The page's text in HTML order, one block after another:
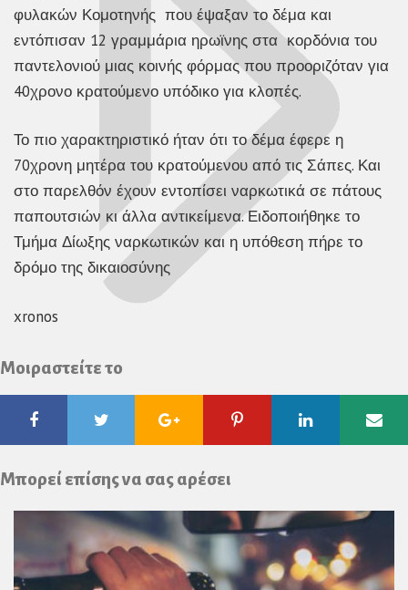
φυλακών Κομοτηνής που έψαξαν το δέμα και
εντόπισαν 12 γραμμάρια ηρωϊνης στα κορδόνια του
παντελονιού μιας κοινής φόρμας που προοριζόταν για
40χρονο κρατούμενο υπόδικο για κλοπές.
Το πιο χαρακτηριστικό ήταν ότι το δέμα έφερε η
70χρονη μητέρα του κρατούμενου από τις Σάπες. Και
στο παρελθόν έχουν εντοπίσει ναρκωτικά σε πάτους
παπουτσιών κι άλλα αντικείμενα. Ειδοποιήθηκε το
Τμήμα Δίωξης ναρκωτικών και η υπόθεση πήρε το
δρόμο της δικαιοσύνης
xronos
Μοιραστείτε το
FacebookTwitter Google
Plus
Pinterest Linkedin
Μπορεί επίσης να σας αρέσει